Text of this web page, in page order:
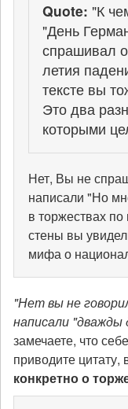
Quote: "К
"День
спрашивал
летия
тексте вы
Это два
которыми
Нет, Вы не
написали "Но
в торжествах
стены вы
мифа о
"Нет вы не
написали "дважды
замечаете, что
приводите
конкретно о